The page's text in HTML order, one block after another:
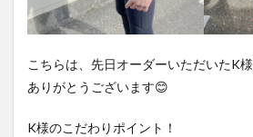
こちらは、先日オーダーいただいたK様
ありがとうございます😊
K様のこだわりポイント！